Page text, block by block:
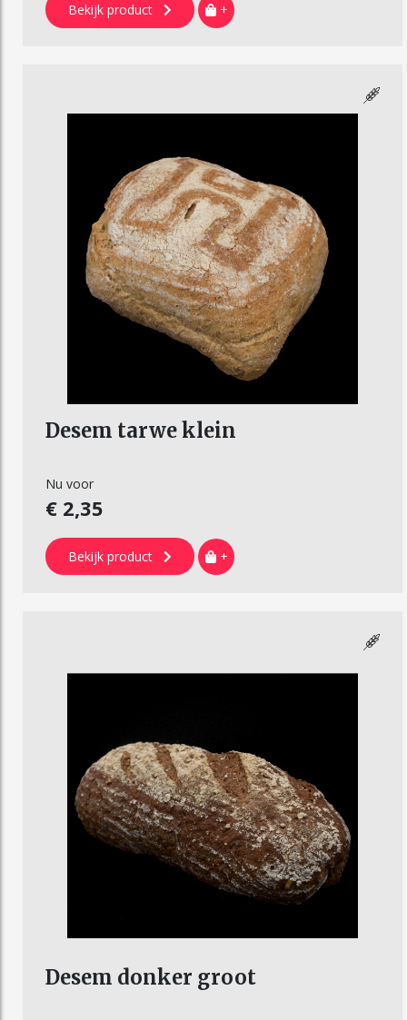
Bekijk product +
Desem tarwe klein
Nu voor
€ 2,35
Bekijk product +
Desem donker groot